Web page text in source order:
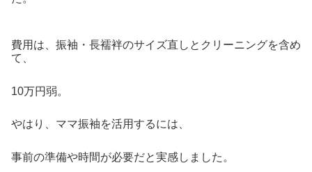
費用は、振袖・長襦袢のサイズ直しとクリーニングを含め
て、
10万円弱。
やはり、ママ振袖を活用するには、
事前の準備や時間が必要だと実感しました。